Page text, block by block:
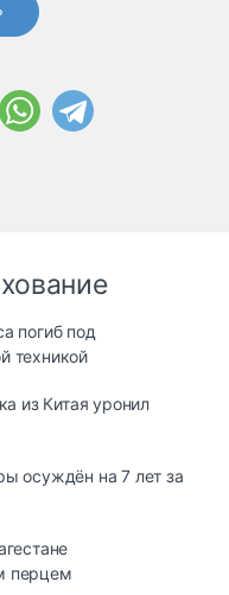
погиб под
техникой
из Китая уронил
осуждён на 7 лет за
перцем